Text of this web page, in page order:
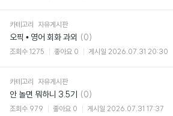
카테고리 자유게시판
오픽 • 영어 회화 과외 댓
(0)
조회수 1275 좋아요 0 게시일 2026.07.31 20:30
카테고리 자유게시판
안 놀면 뭐하니 3.5기
댓
(0)
조회수 979 좋아요 0 게시일 2026.07.31 17:37